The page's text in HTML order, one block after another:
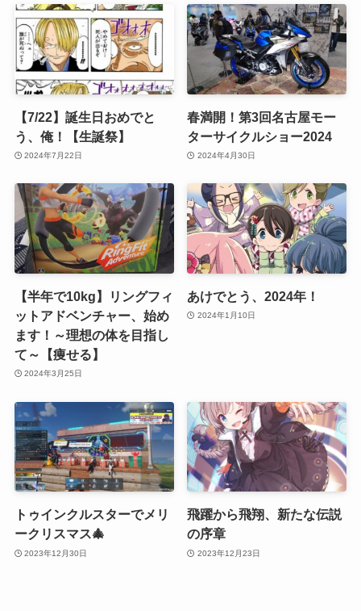
【7/22】誕生日おめでと
う、俺！【生誕祭】
2024年7月22日
春満開！第3回名古屋モー
ターサイクルショー2024
2024年4月30日
【半年で10kg】リングフィ
ットアドベンチャー、始め
ます！～理想の体を目指し
て～【痩せる】
2024年3月25日
あけでとう、2024年！
2024年1月10日
トゥインクルスターでメリ
ークリスマス🎄
2023年12月30日
飛躍から飛翔、新たな伝説
の序章
2023年12月23日